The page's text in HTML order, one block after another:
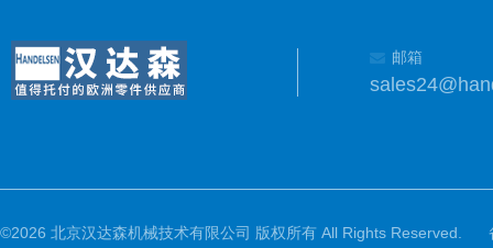
邮箱
©2026 北京汉达森机械技术有限公司 版权所有 All Rights Reserved.